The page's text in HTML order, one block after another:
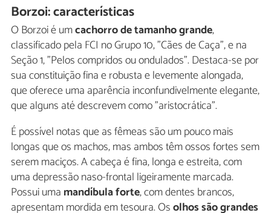
Borzoi: características
O Borzoi é umcachorro de tamanho grande,
classificado pela FCI no Grupo 10, "Cães de Caça", e na
Seção 1, "Pelos compridos ou ondulados". Destaca-se por
sua constituição fina e robusta e levemente alongada,
que oferece uma aparência inconfundivelmente elegante,
que alguns até descrevem como "aristocrática".
É possível notas que as fêmeas são um pouco mais
longas que os machos, mas ambos têm ossos fortes sem
serem maciços. A cabeça é fina, longa e estreita, com
uma depressão naso-frontal ligeiramente marcada.
Possui uma mandíbula forte, com dentes brancos,
apresentam mordida em tesoura. Osolhos são grandes